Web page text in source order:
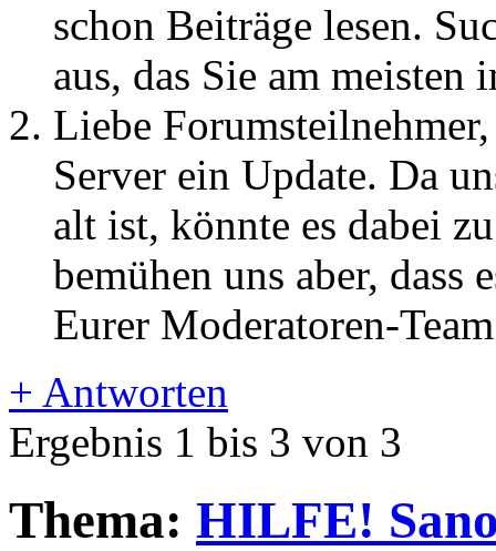
schon Beiträge lesen.
aus, das Sie am meisten
Liebe
Server ein Update. Da
alt ist, könnte es dabei
bemühen uns aber, dass
Eurer Moderatoren-Team
+ Antworten
Ergebnis 1 bis 3 von 3
Thema: HILFE!